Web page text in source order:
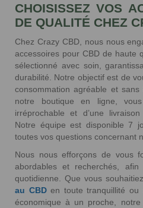
369
CHOISISSEZ VOS
DE QUALITÉ CHEZ
Chez Crazy CBD, nous nous
accessoires pour CBD de haute
sélectionné avec soin,
durabilité. Notre objectif est de
consommation agréable et
notre boutique en ligne, vous
irréprochable et d’une
Notre équipe est disponible 7
toutes vos questions concernant
Nous nous efforçons de vous
abordables et recherchés, afin
quotidienne. Que vous souhaitiez
au CBDen toute tranquillité ou
économique à un proche,